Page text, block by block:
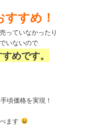
すめ！
っていなかったり
いないので
めです。
頃価格を実現！
ます